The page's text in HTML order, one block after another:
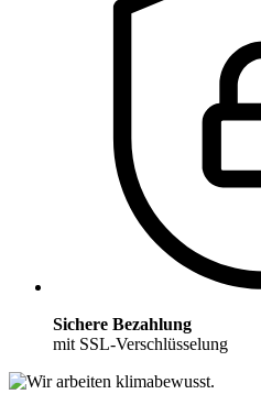
Sichere Bezahlung
mit SSL-Verschlüsselung